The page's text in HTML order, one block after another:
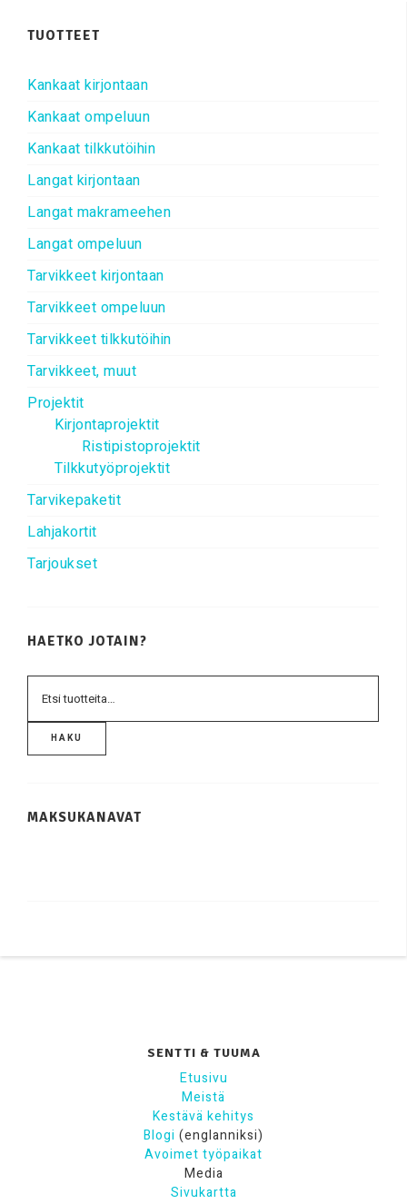
TUOTTEET
Kankaat kirjontaan
Kankaat ompeluun
Kankaat tilkkutöihin
Langat kirjontaan
Langat makrameehen
Langat ompeluun
Tarvikkeet kirjontaan
Tarvikkeet ompeluun
Tarvikkeet tilkkutöihin
Tarvikkeet, muut
Projektit
Kirjontaprojektit
Ristipistoprojektit
Tilkkutyöprojektit
Tarvikepaketit
Lahjakortit
Tarjoukset
HAETKO JOTAIN?
HAKU
MAKSUKANAVAT
SENTTI & TUUMA
Etusivu
Meistä
Kestävä kehitys
Blogi (englanniksi)
Avoimet työpaikat
Media
Sivukartta